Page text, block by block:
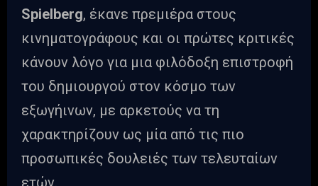
Spielberg, έκανε πρεμιέρα στους
κινηματογράφους και οι πρώτες κριτικές
κάνουν λόγο για μια φιλόδοξη επιστροφή
του δημιουργού στον κόσμο των
εξωγήινων, με αρκετούς να τη
χαρακτηρίζουν ως μία από τις πιο
προσωπικές δουλειές των τελευταίων